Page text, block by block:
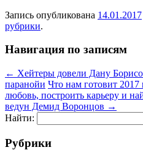
Запись опубликована 14.01.2017
рубрики.
Навигация по записям
← Хейтеры довели Дану
паранойи Что нам готовит 2017
любовь, построить карьеру и
ведун Демид Воронцов →
Найти:
Рубрики